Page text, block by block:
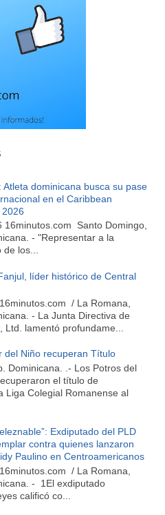
Atleta dominicana busca su pase
en el Caribbean
16minutos.com Santo Domingo,
- "Representar a la
de los...
líder histórico de Central
/ La Romana,
- La Junta Directiva de
Ltd. lamentó profundame...
del Niño recuperan Título
Dominicana. .- Los Potros del
el título de
Liga Colegial Romanense al
Exdiputado del PLD
contra quienes lanzaron
Paulino en Centroamericanos
/ La Romana,
- 1El exdiputado
calificó co...